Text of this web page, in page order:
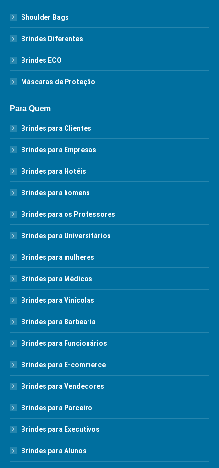
Shoulder Bags
Brindes Diferentes
Brindes ECO
Máscaras de Proteção
Para Quem
Brindes para Clientes
Brindes para Empresas
Brindes para Hotéis
Brindes para homens
Brindes para os Professores
Brindes para Universitários
Brindes para mulheres
Brindes para Médicos
Brindes para Vinícolas
Brindes para Barbearia
Brindes para Funcionários
Brindes para E-commerce
Brindes para Vendedores
Brindes para Parceiro
Brindes para Executivos
Brindes para Alunos